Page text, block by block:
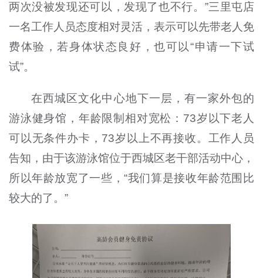
两次没被发现还可以，发现了也不行。”三里屯店
一名工作人员态度相对灵活，表示可以先带老人免
费体验，若身体状态良好，也可以“申请一下试
试”。
在西城区文化中心地下一层，有一家外包的
游泳健身馆，年龄限制相对宽松：73岁以下老人
可以无条件办卡，73岁以上不再接收。工作人员
告知，由于该游泳馆位于西城区老干部活动中心，
所以年龄放宽了一些，“我们算是接收年龄范围比
较大的了。”